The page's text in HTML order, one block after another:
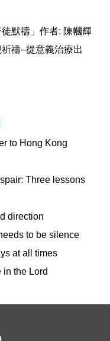
默禱」 作者: 陳幗輝
禱–從意義治療出
to Hong Kong
Three lessons
direction
to be silence
at all times
the Lord